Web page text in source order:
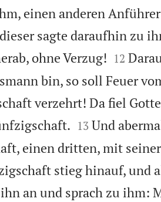
einen anderen
sagte daraufhin zu
ohne Verzug!
12
bin, so soll Feuer
verzehrt! Da fiel

13 Und
einen dritten, mit
stieg hinauf, und
an und sprach zu ihm: